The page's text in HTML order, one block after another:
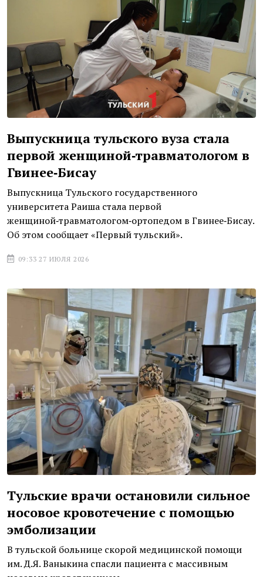
Выпускница тульского вуза стала
первой женщиной‑травматологом в
Гвинее‑Бисау
Выпускница Тульского государственного
университета Раиша стала первой
женщиной‑травматологом‑ортопедом в Гвинее‑Бисау.
Об этом сообщает «Первый тульский».
09:33 27 ИЮЛЯ 2026
Тульские врачи остановили сильное
носовое кровотечение с помощью
эмболизации
В тульской больнице скорой медицинской помощи
им. Д.Я. Ваныкина спасли пациента с массивным